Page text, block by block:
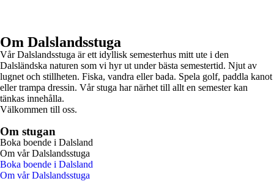
Om Dalslandsstuga
Vår Dalslandsstuga är ett idyllisk semesterhus mitt ute i den
Dalsländska naturen som vi hyr ut under bästa semestertid. Njut av
lugnet och stillheten. Fiska, vandra eller bada. Spela golf, paddla kanot
eller trampa dressin. Vår stuga har närhet till allt en semester kan
tänkas innehålla.
Välkommen till oss.
Om stugan
Boka boende i Dalsland
Om vår Dalslandsstuga
Boka boende i Dalsland
Om vår Dalslandsstuga